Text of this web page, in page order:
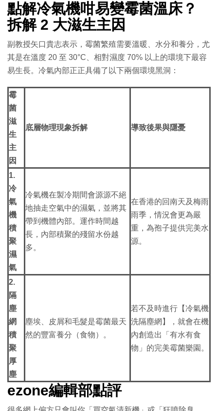
點解冷氣機咁易變霉菌溫床？
拆解 2 大滋生主因
副教授矢口貴志表示，霉菌繁殖需要溫暖、水分和養分，尤
其是在溫度 20 至 30°C、相對濕度 70% 以上的環境下最容
易生長。冷氣內部正正具備了以下兩個環境黑洞：
霉
菌
滋
生
主
因
底層物理現象拆解 導致後果與隱憂
1.
冷
氣
機
積
聚
濕
氣
冷氣機在製冷期間會源源不絕
地抽走空氣中的濕氣，並將其
帶到機體內部。運作時間越
長，內部積聚的殘留水份越
多。
在香港的回南天及梅雨
雨季，情況會更為嚴
重，為孢子提供完美水
源。
2.
隔
塵
網
積
聚
厚
塵
塵埃、皮屑和毛髮是霉菌最天
然的豐富養分（食物）。
若不及時進行【冷氣機
洗隔塵網】，就會在機
內創造出「有水有食
物」的完美霉菌樂園。
ezone編輯部點評